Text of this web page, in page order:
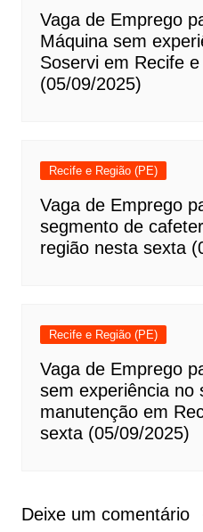
Vaga de Emprego
Máquina sem
Soservi em Recife
(05/09/2025)
Recife e Região (PE)
Vaga de Emprego
segmento de
região nesta sexta
Recife e Região (PE)
Vaga de Emprego
sem experiência no
manutenção em
sexta (05/09/2025)
Deixe um comentário